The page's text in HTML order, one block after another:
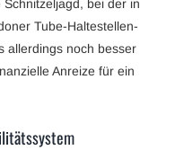
bei der in
Tube-Haltestellen-
allerdings noch besser
Anreize für ein